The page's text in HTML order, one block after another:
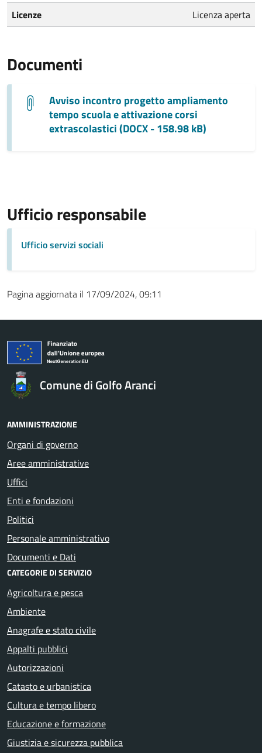
Licenze Licenza aperta
Documenti
Avviso incontro progetto ampliamento
tempo scuola e attivazione corsi
extrascolastici (DOCX - 158.98 kB)
Ufficio responsabile
Ufficio servizi sociali
Pagina aggiornata il 17/09/2024, 09:11
Comune di Golfo Aranci
AMMINISTRAZIONE
Organi di governo
Aree amministrative
Uffici
Enti e fondazioni
Politici
Personale amministrativo
Documenti e Dati
CATEGORIE DI SERVIZIO
Agricoltura e pesca
Ambiente
Anagrafe e stato civile
Appalti pubblici
Autorizzazioni
Catasto e urbanistica
Cultura e tempo libero
Educazione e formazione
Giustizia e sicurezza pubblica